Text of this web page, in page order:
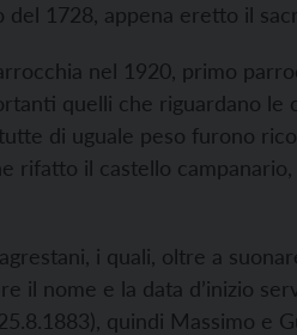
1728, appena eretto il
nel 1920, primo
quelli che riguardano le
di uguale peso furono
rifatto il castello
i quali, oltre a
il nome e la data d’inizio
quindi Massimo e